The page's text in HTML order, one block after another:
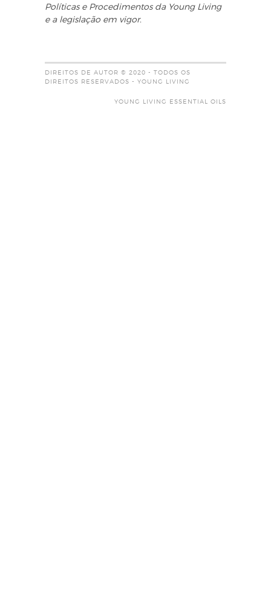
Políticas e Procedimentos da Young Living
e a legislação em vigor.
DIREITOS DE AUTOR © 2020 - TODOS OS
DIREITOS RESERVADOS - YOUNG LIVING
YOUNG LIVING ESSENTIAL OILS